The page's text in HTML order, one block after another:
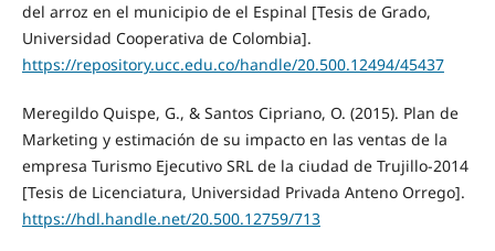
del arroz en el municipio de el Espinal [Tesis de Grado,
Universidad Cooperativa de Colombia].
https://repository.ucc.edu.co/handle/20.500.12494/45437
Meregildo Quispe, G., & Santos Cipriano, O. (2015). Plan de
Marketing y estimación de su impacto en las ventas de la
empresa Turismo Ejecutivo SRL de la ciudad de Trujillo-2014
[Tesis de Licenciatura, Universidad Privada Anteno Orrego].
https://hdl.handle.net/20.500.12759/713